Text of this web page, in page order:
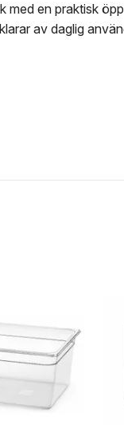
med en praktisk
av daglig